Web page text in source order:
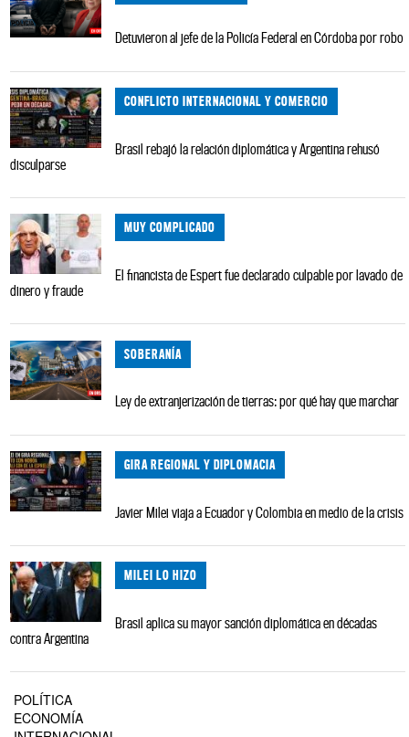
Detuvieron al jefe de la Policía Federal en Córdoba por robo
CONFLICTO INTERNACIONAL Y COMERCIO
Brasil rebajó la relación diplomática y Argentina rehusó
disculparse
MUY COMPLICADO
El financista de Espert fue declarado culpable por lavado de
dinero y fraude
SOBERANÍA
Ley de extranjerización de tierras: por qué hay que marchar
GIRA REGIONAL Y DIPLOMACIA
Javier Milei viaja a Ecuador y Colombia en medio de la crisis
MILEI LO HIZO
Brasil aplica su mayor sanción diplomática en décadas
contra Argentina
POLÍTICA
ECONOMÍA